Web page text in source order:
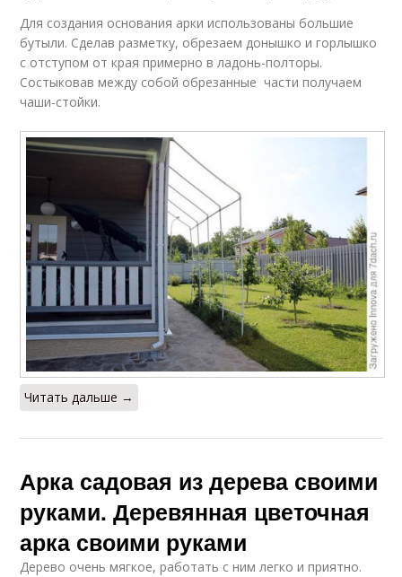
Металлические арки
Арка из металла Арка из камня
Арка из профильной
трубы
Арка из арматуры
Арка из веток Кованые арки
Для создания основания арки использованы большие
бутыли. Сделав разметку, обрезаем донышко и горлышко
с отступом от края примерно в ладонь-полторы.
Состыковав между собой обрезанные части получаем
чаши-стойки.
Читать дальше →
Арка садовая из дерева своими
руками. Деревянная цветочная
арка своими руками
Дерево очень мягкое, работать с ним легко и приятно.